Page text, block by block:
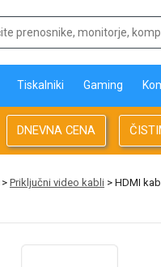
Tiskalniki Gaming
DNEVNA CENA
> Priključni video kabli > HDMI